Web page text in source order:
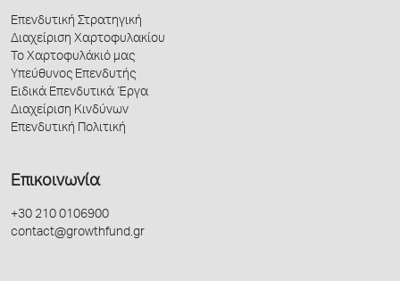
Επενδυτική Στρατηγική
Διαχείριση Χαρτοφυλακίου
Το Χαρτοφυλάκιό μας
Υπεύθυνος Επενδυτής
Ειδικά Επενδυτικά Έργα
Διαχείριση Κινδύνων
Επενδυτική Πολιτική
Επικοινωνία
+30 210 0106900
contact@growthfund.gr